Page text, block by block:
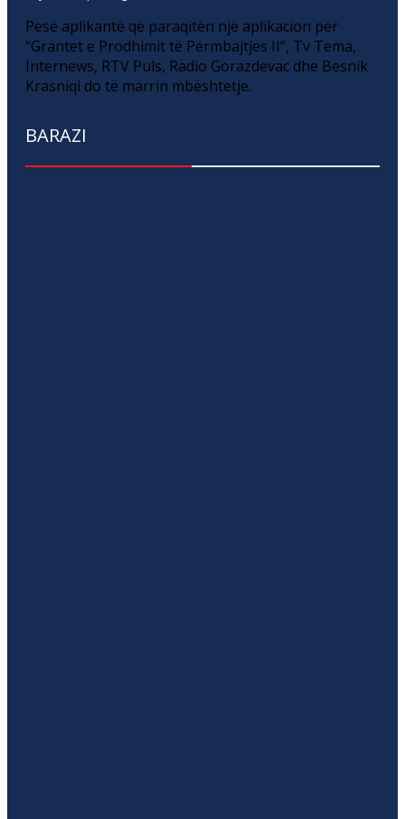
Pesë aplikantë që paraqitën një aplikacion për
“Grantet e Prodhimit të Përmbajtjes II”, Tv Tema,
Internews, RTV Puls, Radio Gorazdevac dhe Besnik
Krasniqi do të marrin mbështetje.
BARAZI